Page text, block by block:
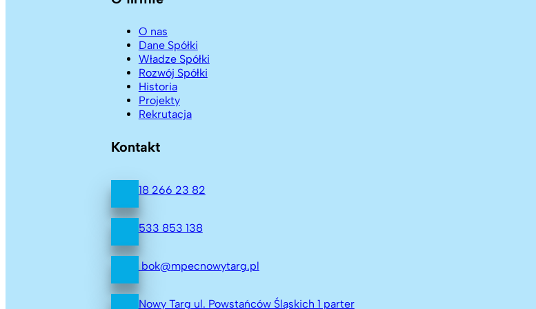
O nas
Dane Spółki
Władze Spółki
Rozwój Spółki
Historia
Projekty
Rekrutacja
Kontakt
18 266 23 82
533 853 138
bok@mpecnowytarg.pl
Nowy Targ ul. Powstańców Śląskich 1 parter